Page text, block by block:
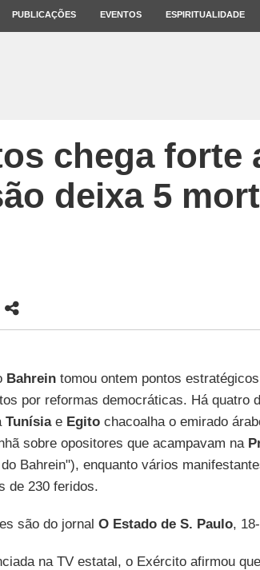
PUBLICAÇÕES EVENTOS ESPIRITUALIDADE
chega forte
deixa 5
Bahreintomou ontem pontos
por reformas democráticas. Há quatro
Tunísiae Egitochacoalha o emirado
sobre opositores que acampavam na
Bahrein"), enquanto vários
de 230 feridos.
são do jornal O Estado de S. Paulo,
na TV estatal, o Exército afirmou